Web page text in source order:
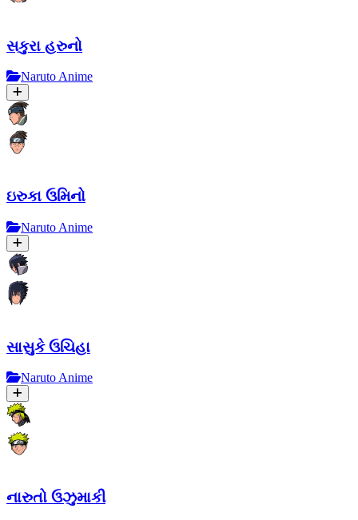
સકુરા હરુનો
Naruto Anime
ઇરુકા ઉમિનો
Naruto Anime
સાસુકે ઉચિહા
Naruto Anime
નારુતો ઉઝુમાકી